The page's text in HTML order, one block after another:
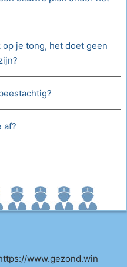
je tong, het doet geen
af?
www.gezond.win